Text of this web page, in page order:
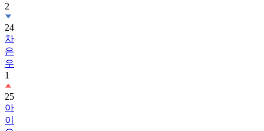
2
24
차
은
우
1
25
아
이